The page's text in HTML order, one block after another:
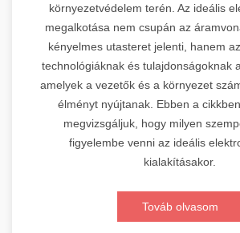
környezetvédelem terén. Az ideális
megalkotása nem csupán az
kényelmes utasteret jelenti, hanem
technológiáknak és tulajdonságoknak
amelyek a vezetők és a környezet
élményt nyújtanak. Ebben a
megvizsgáljuk, hogy milyen
figyelembe venni az ideális
kialakításakor.
Továb olvasom